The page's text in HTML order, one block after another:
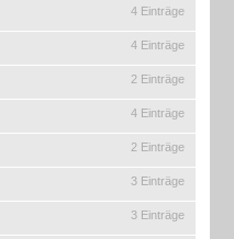
4 Einträge
4 Einträge
2 Einträge
4 Einträge
2 Einträge
3 Einträge
3 Einträge